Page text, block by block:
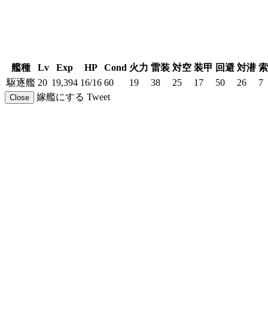
艦種 Lv Exp HP Cond 火力 雷装 対空 装甲 回避 対潜
駆逐艦 20 19,394 16/16 60 19 38 25 17 50 26 7
Close 嫁艦にする Tweet